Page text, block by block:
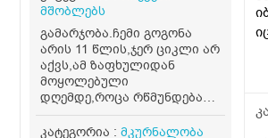
მშობლებს
გამარჯობა.ჩემი გოგონა
არის 11 წლის,ჯერ ციკლი არ
აქვს,ამ ზაფხულიდან
მოყოლებული
დღემდე,როცა რწმუნდება
რომ გვძინავს ყველას
მასტურბირებს ხშირად,ერთ
კატეგორია : მკურნალობა